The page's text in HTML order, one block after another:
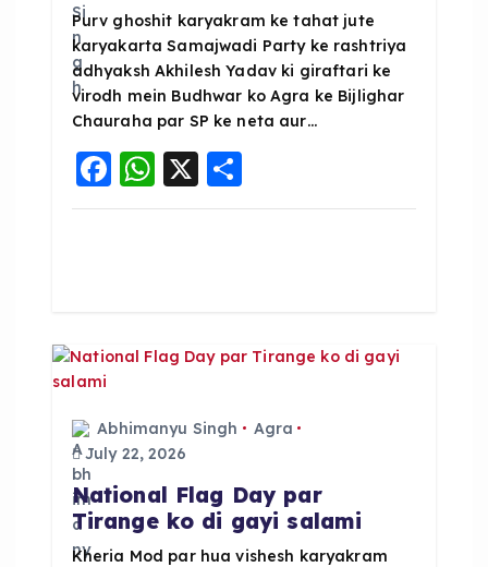
Purv ghoshit karyakram ke tahat jute
karyakarta Samajwadi Party ke rashtriya
adhyaksh Akhilesh Yadav ki giraftari ke
virodh mein Budhwar ko Agra ke Bijlighar
Chauraha par SP ke neta aur…
F
a
o
k
W
h
p
p
X S
h
Abhimanyu Singh
Agra
July 22, 2026
National Flag Day par
Tirange ko di gayi salami
Kheria Mod par hua vishesh karyakram